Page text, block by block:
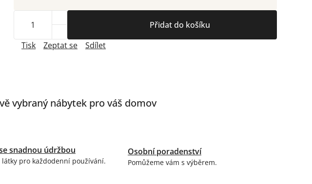
Přidat do košíku
Tisk Zeptat se Sdílet
vybraný nábytek pro váš domov
snadnou údržbou
látky pro každodenní používání.
Osobní poradenství
Pomůžeme vám s výběrem.